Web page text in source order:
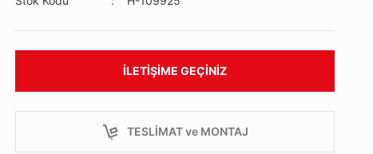
İLETIŞIME GEÇINIZ
TESLİMAT ve MONTAJ